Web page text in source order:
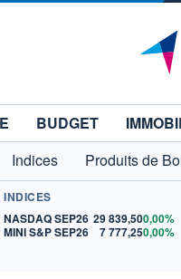
BUDGET
Indices Produits de
INDICES
NASDAQ SEP26 29 839,500,00%
MINI S&P SEP26
7 777,250,00%